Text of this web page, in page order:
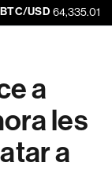
64,335.01 -0.70%
a
les
a